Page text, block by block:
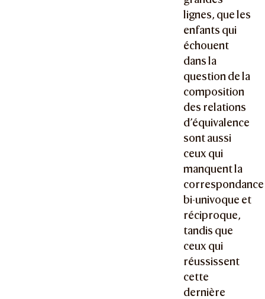
lignes, que les
enfants qui
échouent
dans la
question de la
composition
des relations
d’équivalence
sont aussi
ceux qui
manquent la
correspondance
bi-univoque et
réciproque,
tandis que
ceux qui
réussissent
cette
dernière